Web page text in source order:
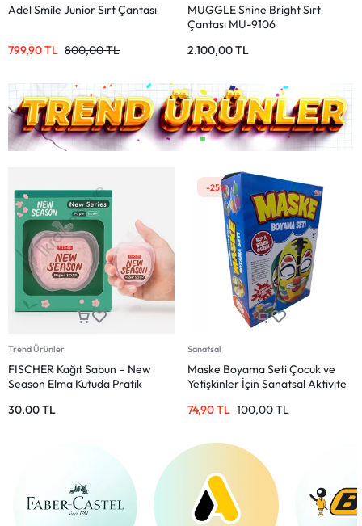
Adel Smile Junior Sırt Çantası
800,00TL
799,90TL
MUGGLE Shine Bright Sırt
Çantası MU-9106
2.100,00TL
Trend Ürünler
FISCHER Kağıt Sabun – New
Season Elma Kutuda Pratik
30,00TL
-25%
Sanatsal
Maske Boyama Seti Çocuk ve
Yetişkinler İçin Sanatsal Aktivite
100,00TL
74,90TL